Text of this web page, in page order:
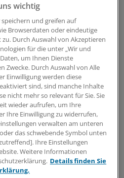
Konsum von ein bis vier
weniger als 50 Gramm reinem
um 21 Prozent, so
Risiko sogar um 50
unten hin keine exakte
Professor
Uniklinik der RWTH Aachen.
wichtig
und greifen auf
Browserdaten oder eindeutige
Durch Auswahl von Akzeptieren
für die unter „Wir und
um Ihnen Dienste
Zwecke. Durch Auswahl von Alle
Einwilligung werden diese
sind, sind manche Inhalte
nicht mehr so relevant für Sie. Sie
wieder aufrufen, um Ihre
Ihre Einwilligung zu widerrufen,
verwalten am unteren
das schwebende Symbol unten
Ihre Einstellungen
Weitere Informationen
Details finden Sie